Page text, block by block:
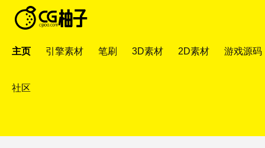
主页 引擎素材 笔刷 3D素材 2D素材 游戏源码
社区